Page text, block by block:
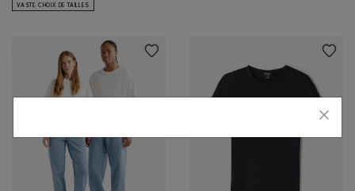
VASTE CHOIX DE TAILLES